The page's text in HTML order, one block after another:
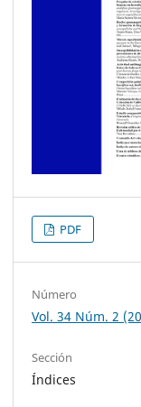
PDF
Número
Vol. 34 Núm. 2
Sección
Índices